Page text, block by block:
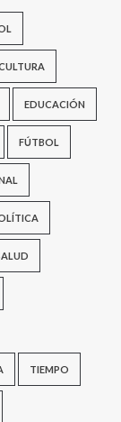
EDUCACIÓN
FÚTBOL
TIEMPO